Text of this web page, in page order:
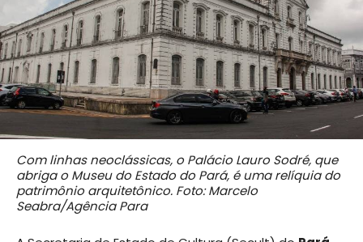
Com linhas neoclássicas, o Palácio Lauro Sodré, que
abriga o Museu do Estado do Pará, é uma relíquia do
patrimônio arquitetônico. Foto: Marcelo
Seabra/Agência Para